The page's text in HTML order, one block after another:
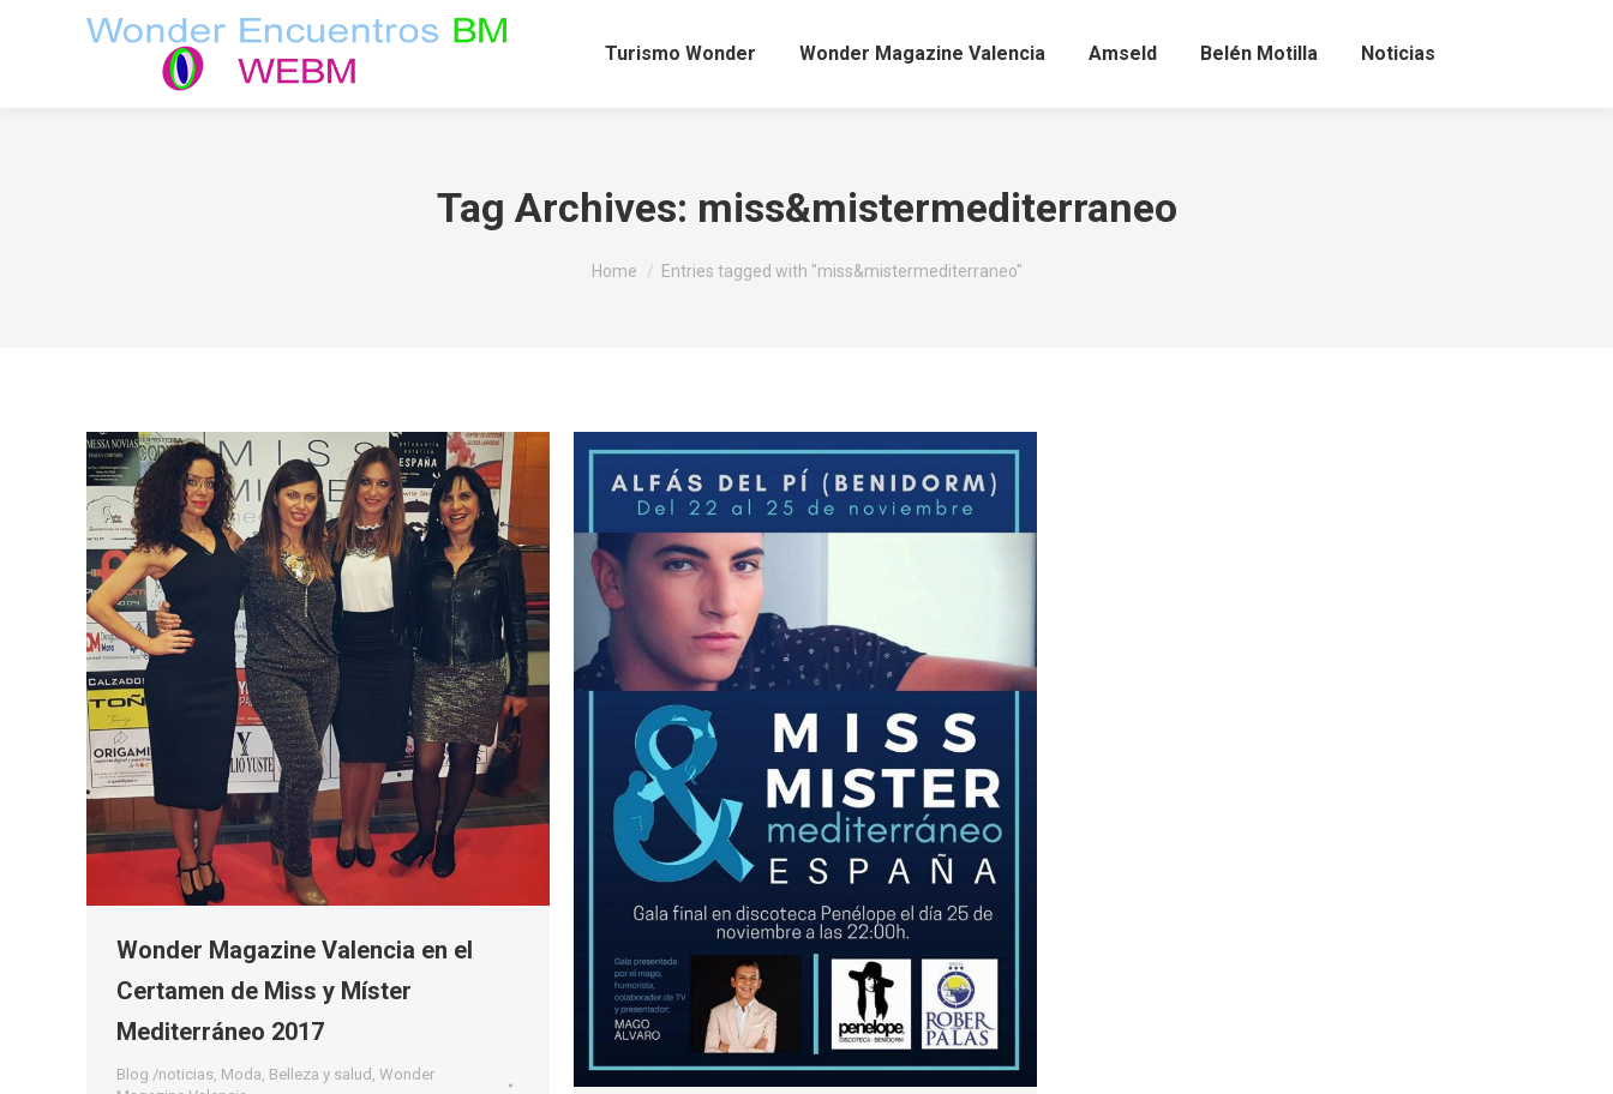
Turismo Wonder Wonder Magazine Valencia Amseld Belén Motilla Noticias
Tag Archives: miss&mistermediterraneo
You are here:
Home Entries tagged with "miss&mistermediterraneo"
Wonder Magazine Valencia en el
Certamen de Miss y Míster
Mediterráneo 2017
Blog /noticias Moda, Belleza y salud Wonder